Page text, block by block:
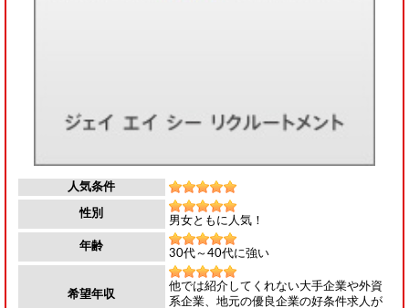
人気条件
性別
男女ともに人気！
年齢
30代～40代に強い
希望年収
他では紹介してくれない大手企業や外資
系企業、地元の優良企業の好条件求人が